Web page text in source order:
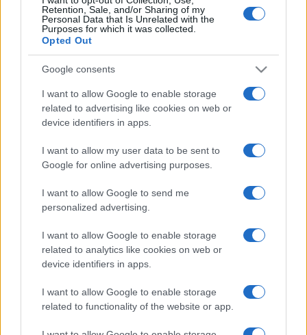
Retention, Sale, and/or Sharing of my
Personal Data that Is Unrelated with the
Purposes for which it was collected.
Opted Out
Google consents
I want to allow Google to enable storage
related to advertising like cookies on web or
device identifiers in apps.
I want to allow my user data to be sent to
Google for online advertising purposes.
I want to allow Google to send me
personalized advertising.
I want to allow Google to enable storage
related to analytics like cookies on web or
device identifiers in apps.
I want to allow Google to enable storage
related to functionality of the website or app.
Trionfale
5 ore fa
PIÙ LETTE
Carburanti adulterati a Roma: sicurezza
stradale a rischio tra indifferenza e
irresponsabilità
Tragedia alla Balduina: la morte del
dentista Federico Derla e la questione della
Omicidio a Roma: un ragazzo sfregiato con
l’acido muore, la comunità in apprensione